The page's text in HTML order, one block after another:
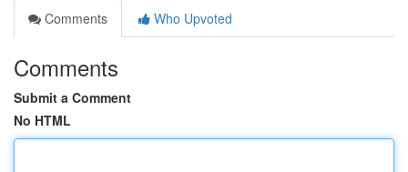
Comments
Who Upvoted
Comments
Submit a Comment
No HTML